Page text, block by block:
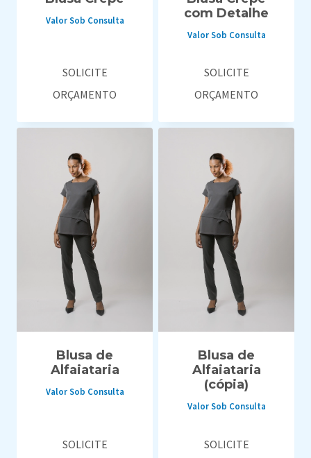
Valor Sob Consulta
SOLICITE
ORÇAMENTO
com Detalhe
Valor Sob Consulta
SOLICITE
ORÇAMENTO
Blusa de
Alfaiataria
Valor Sob Consulta
SOLICITE
Blusa de
Alfaiataria
(cópia)
Valor Sob Consulta
SOLICITE